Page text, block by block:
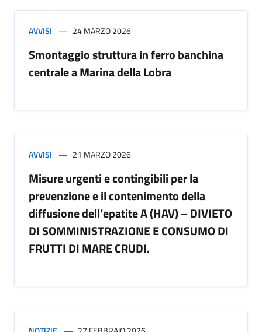
AVVISI 24 MARZO 2026
Smontaggio struttura in ferro banchina
centrale a Marina della Lobra
AVVISI 21 MARZO 2026
Misure urgenti e contingibili per la
prevenzione e il contenimento della
diffusione dell’epatite A (HAV) – DIVIETO
DI SOMMINISTRAZIONE E CONSUMO DI
FRUTTI DI MARE CRUDI.